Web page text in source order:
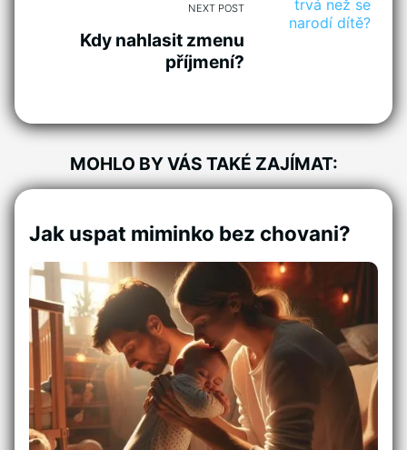
NEXT POST
Kdy nahlasit zmenu
příjmení?
MOHLO BY VÁS TAKÉ ZAJÍMAT:
Jak uspat miminko bez chovani?